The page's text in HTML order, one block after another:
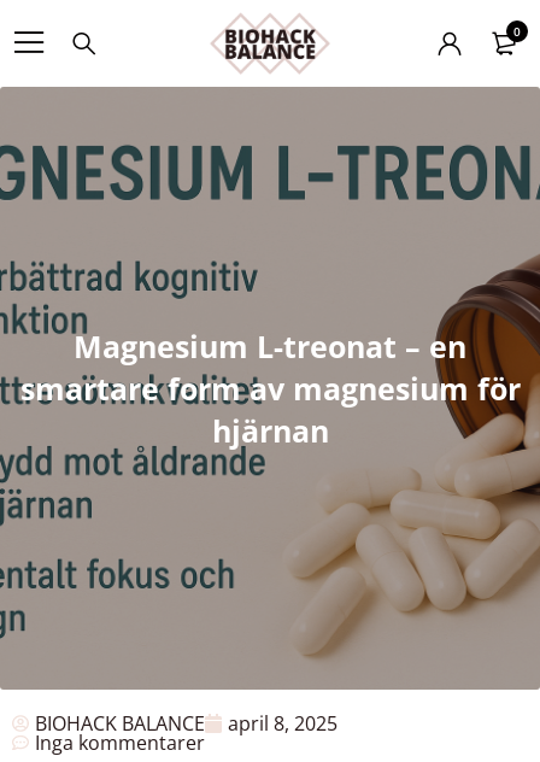
0
Magnesium L-treonat – en
smartare form av magnesium för
hjärnan
BIOHACK BALANCE april 8, 2025
Inga kommentarer